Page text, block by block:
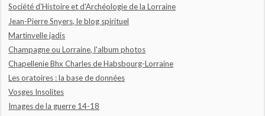
Société d'Histoire et d'Archéologie de la Lorraine
Jean-Pierre Snyers, le blog spirituel
Martinvelle jadis
Champagne ou Lorraine, l'album photos
Chapellenie Bhx Charles de Habsbourg-Lorraine
Les oratoires : la base de données
Vosges Insolites
Images de la guerre 14-18